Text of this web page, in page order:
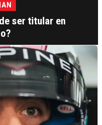
ser titular en